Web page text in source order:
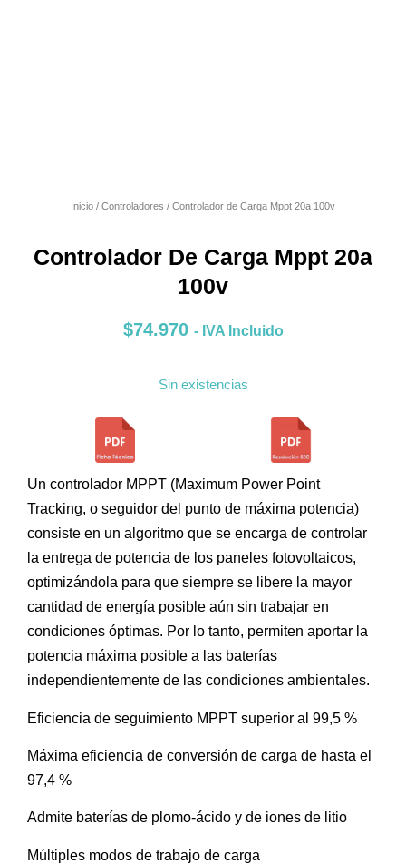
Inicio / Controladores / Controlador de Carga Mppt 20a 100v
Controlador De Carga Mppt 20a
100v
$74.970 - IVA Incluido
Sin existencias
Un controlador MPPT (Maximum Power Point
Tracking, o seguidor del punto de máxima potencia)
consiste en un algoritmo que se encarga de controlar
la entrega de potencia de los paneles fotovoltaicos,
optimizándola para que siempre se libere la mayor
cantidad de energía posible aún sin trabajar en
condiciones óptimas. Por lo tanto, permiten aportar la
potencia máxima posible a las baterías
independientemente de las condiciones ambientales.
Eficiencia de seguimiento MPPT superior al 99,5 %
Máxima eficiencia de conversión de carga de hasta el
97,4 %
Admite baterías de plomo-ácido y de iones de litio
Múltiples modos de trabajo de carga